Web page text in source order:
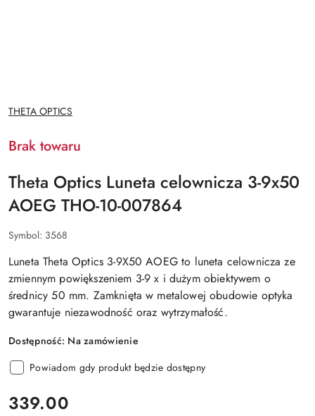
NAZWA
PRODUCENTA:
THETA OPTICS
Brak towaru
Theta Optics Luneta celownicza 3-9x50
AOEG THO-10-007864
Symbol: 3568
Luneta Theta Optics 3-9X50 AOEG to luneta celownicza ze
zmiennym powiększeniem 3-9 x i dużym obiektywem o
średnicy 50 mm. Zamknięta w metalowej obudowie optyka
gwarantuje niezawodność oraz wytrzymałość.
Dostępność: Na zamówienie
Powiadom gdy produkt będzie dostępny
cena:
339.00